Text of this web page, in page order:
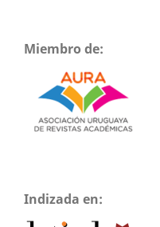
Miembro de:
Indizada en: